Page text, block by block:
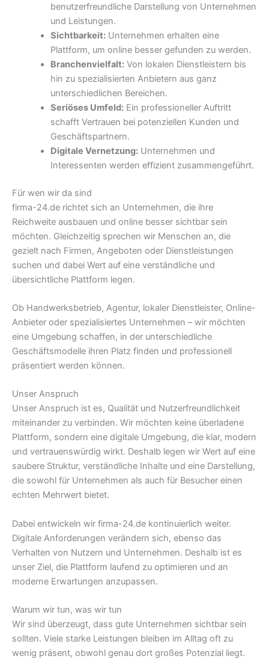
benutzerfreundliche Darstellung von Unternehmen
und Leistungen.
Sichtbarkeit:Unternehmen erhalten eine
Plattform, um online besser gefunden zu werden.
Branchenvielfalt:Von lokalen Dienstleistern bis
hin zu spezialisierten Anbietern aus ganz
unterschiedlichen Bereichen.
Seriöses Umfeld:Ein professioneller Auftritt
schafft Vertrauen bei potenziellen Kunden und
Geschäftspartnern.
Digitale Vernetzung:Unternehmen und
Interessenten werden effizient zusammengeführt.
Für wen wir da sind
firma-24.de richtet sich an Unternehmen, die ihre
Reichweite ausbauen und online besser sichtbar sein
möchten. Gleichzeitig sprechen wir Menschen an, die
gezielt nach Firmen, Angeboten oder Dienstleistungen
suchen und dabei Wert auf eine verständliche und
übersichtliche Plattform legen.
Ob Handwerksbetrieb, Agentur, lokaler Dienstleister, Online-
Anbieter oder spezialisiertes Unternehmen – wir möchten
eine Umgebung schaffen, in der unterschiedliche
Geschäftsmodelle ihren Platz finden und professionell
präsentiert werden können.
Unser Anspruch
Unser Anspruch ist es, Qualität und Nutzerfreundlichkeit
miteinander zu verbinden. Wir möchten keine überladene
Plattform, sondern eine digitale Umgebung, die klar, modern
und vertrauenswürdig wirkt. Deshalb legen wir Wert auf eine
saubere Struktur, verständliche Inhalte und eine Darstellung,
die sowohl für Unternehmen als auch für Besucher einen
echten Mehrwert bietet.
Dabei entwickeln wir firma-24.de kontinuierlich weiter.
Digitale Anforderungen verändern sich, ebenso das
Verhalten von Nutzern und Unternehmen. Deshalb ist es
unser Ziel, die Plattform laufend zu optimieren und an
moderne Erwartungen anzupassen.
Warum wir tun, was wir tun
Wir sind überzeugt, dass gute Unternehmen sichtbar sein
sollten. Viele starke Leistungen bleiben im Alltag oft zu
wenig präsent, obwohl genau dort großes Potenzial liegt.